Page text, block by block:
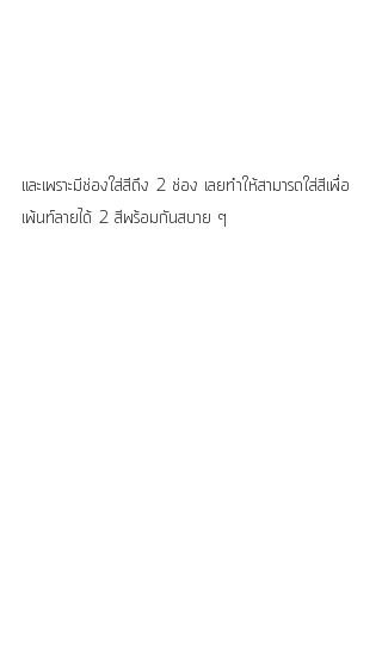
และเพราะมีช่องใส่สีถึง 2 ช่อง เลยทำให้สามารถใส่สีเพื่อ
เพ้นท์ลายได้ 2 สีพร้อมกันสบาย ๆ